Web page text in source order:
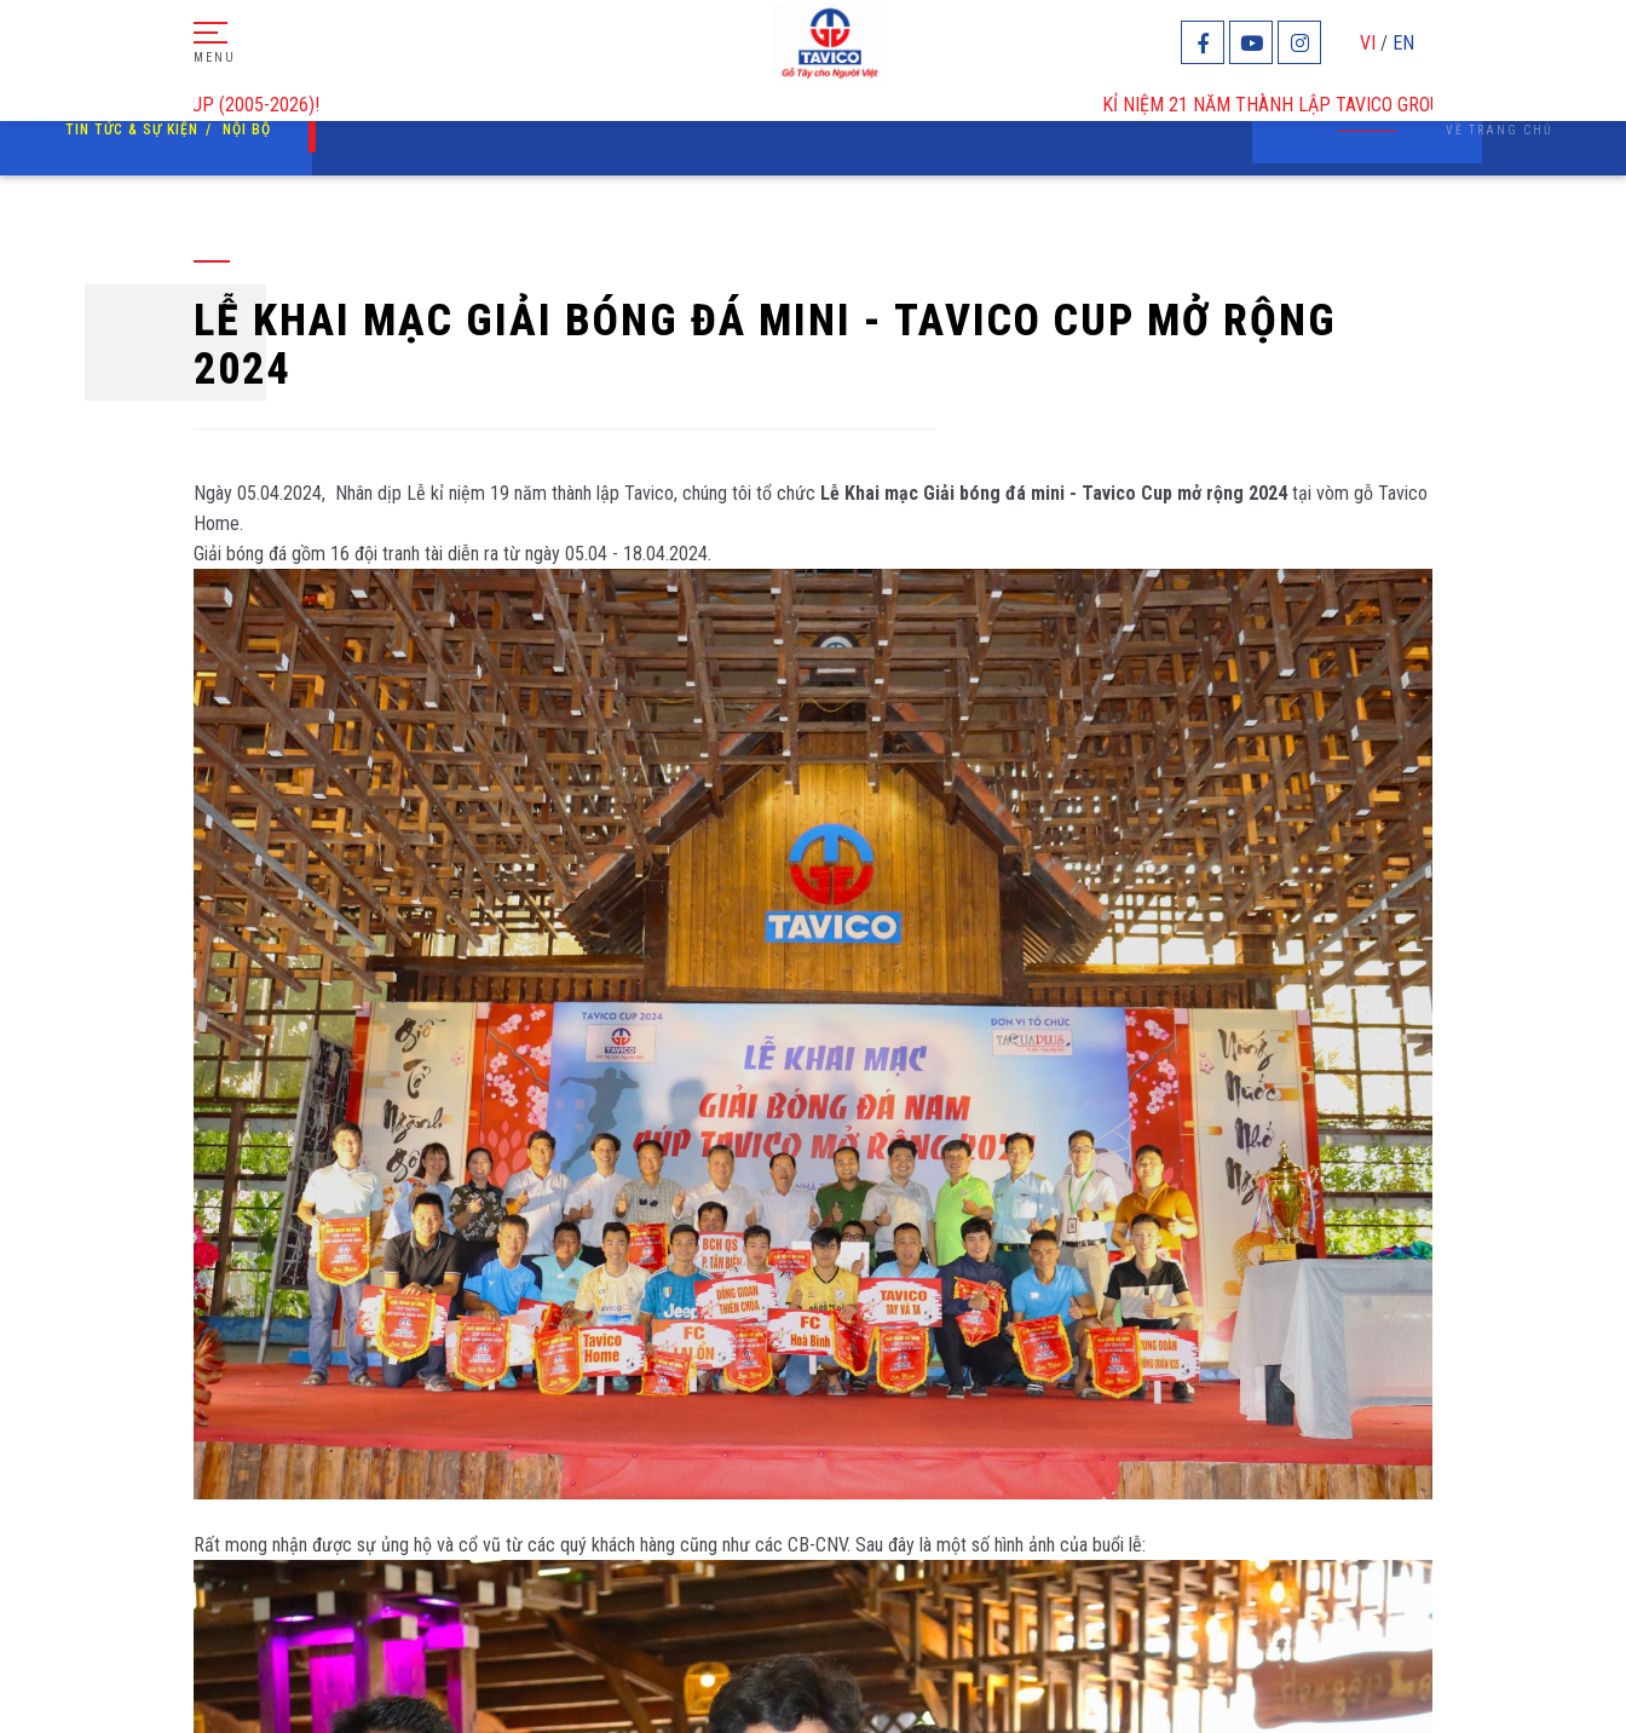
MENU
VI / EN
KỈ NIỆM 21 NĂM THÀNH LẬP TAVICO GROUP (2005-2026)!
NỘI BỘ
NGÀNH GỖ
TỦ SÁCH TAVICO
TIN TỨC & SỰ KIỆN NỘI BỘ VỀ TRANG CHỦ
LỄ KHAI MẠC GIẢI BÓNG ĐÁ MINI - TAVICO CUP MỞ RỘNG
2024
Ngày 05.04.2024, Nhân dịp Lễ kỉ niệm 19 năm thành lập Tavico, chúng tôi tổ chức Lễ Khai mạc Giải bóng đá mini - Tavico Cup mở rộng 2024tại vòm gỗ Tavico
Home.
Giải bóng đá gồm 16 đội tranh tài diễn ra từ ngày 05.04 - 18.04.2024.
Rất mong nhận được sự ủng hộ và cổ vũ từ các quý khách hàng cũng như các CB-CNV. Sau đây là một số hình ảnh của buổi lễ: